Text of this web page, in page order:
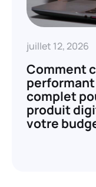
juillet 12, 2026
Comment
performant
complet
produit
votre